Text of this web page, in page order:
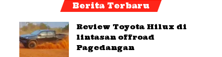
Berita Terbaru
Review Toyota Hilux di
lintasan offroad
Pagedangan